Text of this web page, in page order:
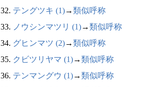
32. テングツキ (1)→類似呼称
33. ノウシンマツリ (1)→類似呼称
34. グヒンマツ (2)→類似呼称
35. クビツリヤマ (1)→類似呼称
36. テンマングウ (1)→類似呼称